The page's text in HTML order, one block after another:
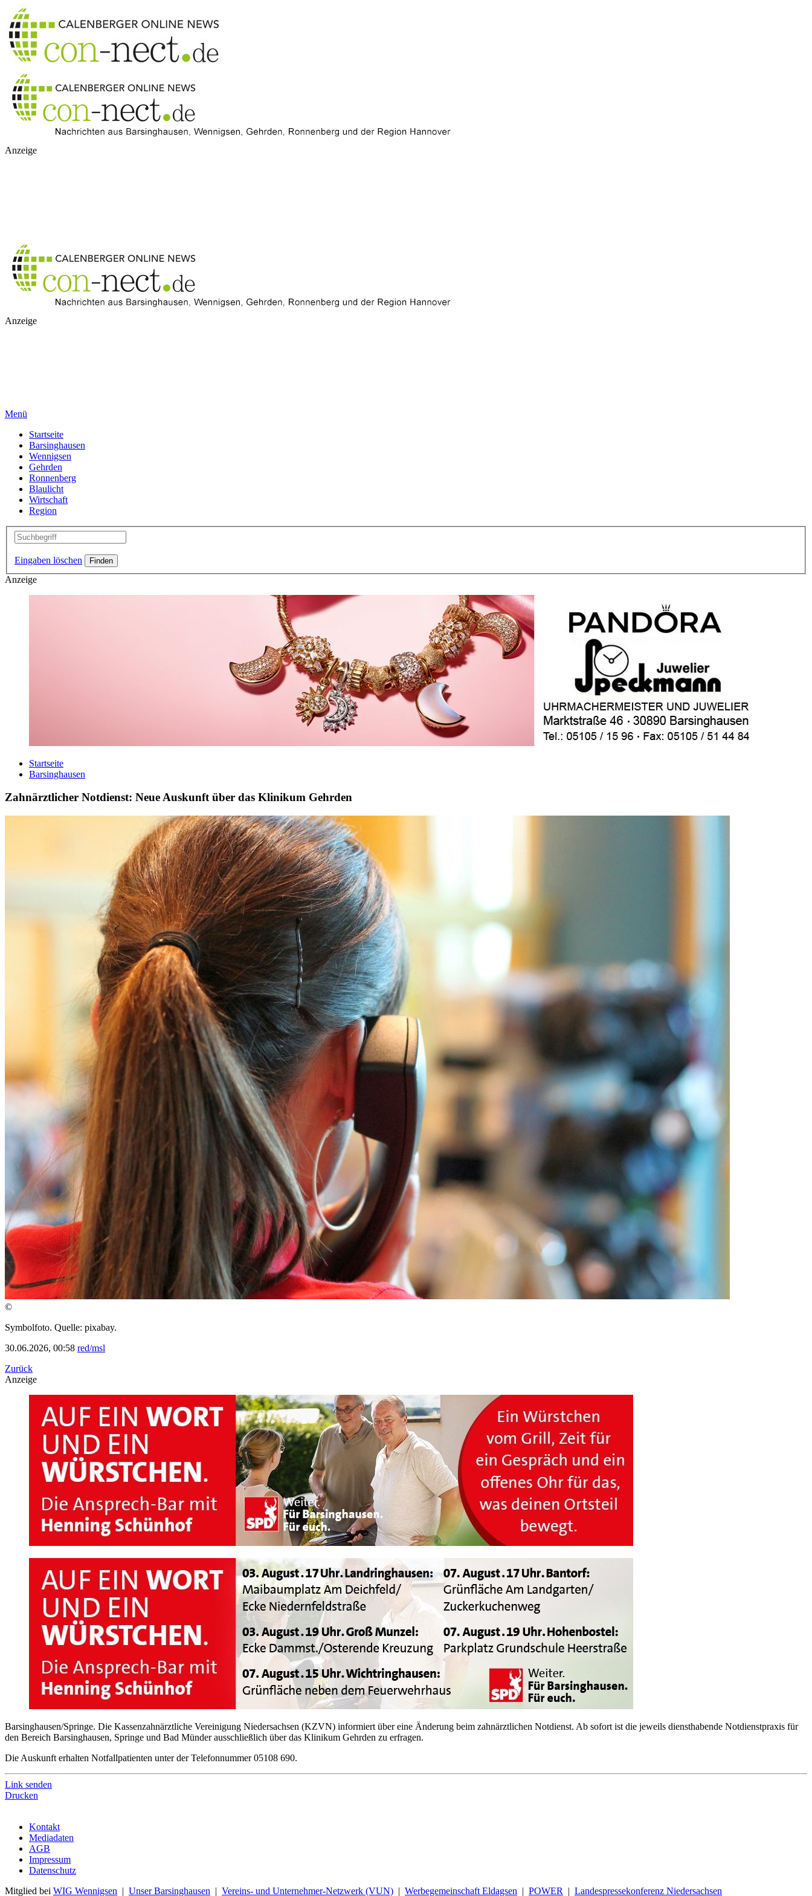
Anzeige
Anzeige
Menü
Startseite
Barsinghausen
Wennigsen
Gehrden
Ronnenberg
Blaulicht
Wirtschaft
Region
Eingaben löschen
Anzeige
Startseite
Barsinghausen
Zahnärztlicher Notdienst: Neue Auskunft über das Klinikum Gehrden
©
Symbolfoto. Quelle: pixabay.
30.06.2026, 00:58 red/msl
Zurück
Anzeige
Barsinghausen/Springe. Die Kassenzahnärztliche Vereinigung Niedersachsen (KZVN) informiert über eine Änderung beim zahnärztlichen Notdienst. Ab sofort ist die jeweils diensthabende Notdienstpraxis für
den Bereich Barsinghausen, Springe und Bad Münder ausschließlich über das Klinikum Gehrden zu erfragen.
Die Auskunft erhalten Notfallpatienten unter der Telefonnummer 05108 690.
Link senden
Drucken
Kontakt
Mediadaten
AGB
Impressum
Datenschutz
Mitglied bei WIG Wennigsen | Unser Barsinghausen | Vereins- und Unternehmer-Netzwerk (VUN) | Werbegemeinschaft Eldagsen | POWER | Landespressekonferenz Niedersachsen